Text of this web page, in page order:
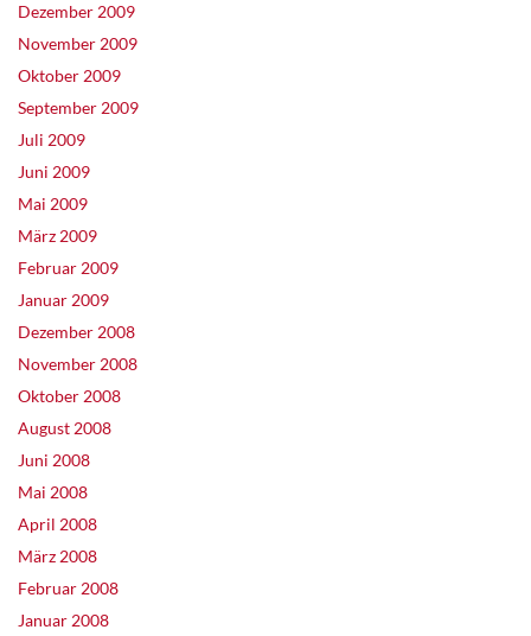
Dezember 2009
November 2009
Oktober 2009
September 2009
Juli 2009
Juni 2009
Mai 2009
März 2009
Februar 2009
Januar 2009
Dezember 2008
November 2008
Oktober 2008
August 2008
Juni 2008
Mai 2008
April 2008
März 2008
Februar 2008
Januar 2008